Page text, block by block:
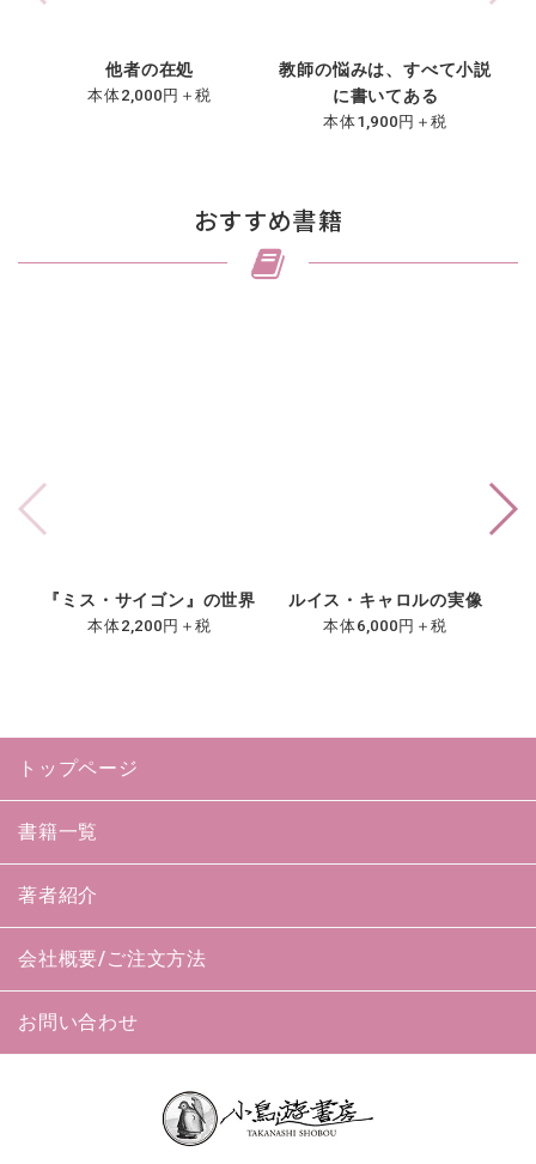
他者の在処
本体2,000円＋税
教師の悩みは、すべて小説
に書いてある
本体1,900円＋税
おすすめ書籍
『ミス・サイゴン』の世界
本体2,200円＋税
ルイス・キャロルの実像
本体6,000円＋税
トップページ
書籍一覧
著者紹介
会社概要/ご注文方法
お問い合わせ